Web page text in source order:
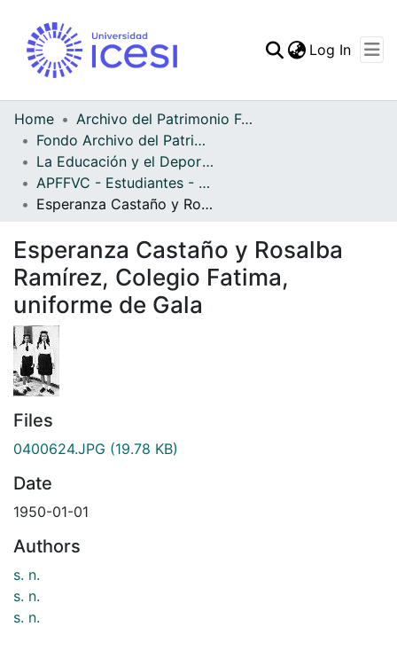
Log In
Home
Archivo del Patrimonio Fotográfico y Fílmico del Valle del Cauca
Fondo Archivo del Patrimonio Fotográfico y Fílmico del Valle del Cauca
La Educación y el Deporte
APFFVC - Estudiantes - Patrimonial
Esperanza Castaño y Rosalba Ramírez, Colegio Fatima, uniforme de Gala
Esperanza Castaño y Rosalba
Ramírez, Colegio Fatima,
uniforme de Gala
Files
0400624.JPG (19.78 KB)
Date
1950-01-01
Authors
s. n.
s. n.
s. n.